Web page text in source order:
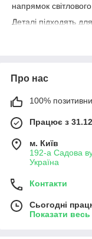
напрямок світлового
Деталі підходять
корпус запобігає
у разі
у разі
для
Чому ФарФарЛайт:
деталі
швидка
Про нас
100%
Працює з
м. Київ
192-а Садова
Україна
Контакти
Сьогодні
Показати